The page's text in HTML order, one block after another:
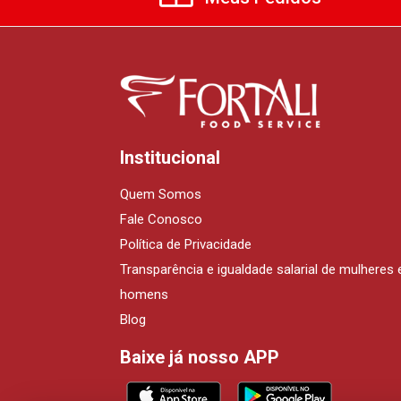
Institucional
Quem Somos
Fale Conosco
Política de Privacidade
Transparência e igualdade salarial de mulheres
homens
Blog
Baixe já nosso APP